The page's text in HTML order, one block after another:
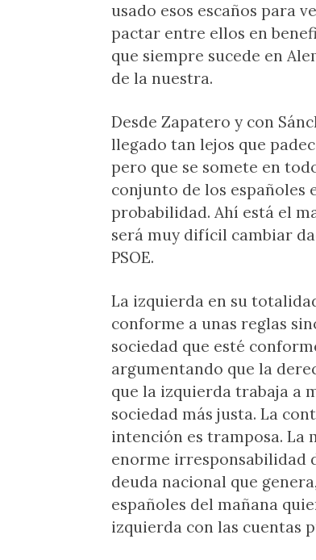
usado esos escaños para
pactar entre ellos en
que siempre sucede en
de la nuestra.
Desde Zapatero y con
llegado tan lejos que
pero que se somete en
conjunto de los españoles
probabilidad. Ahí está el
será muy difícil cambiar
PSOE.
La izquierda en su
conforme a unas reglas
sociedad que esté
argumentando que la
que la izquierda trabaja a
sociedad más justa. La
intención es tramposa. La
enorme irresponsabilidad
deuda nacional que
españoles del mañana
izquierda con las cuentas